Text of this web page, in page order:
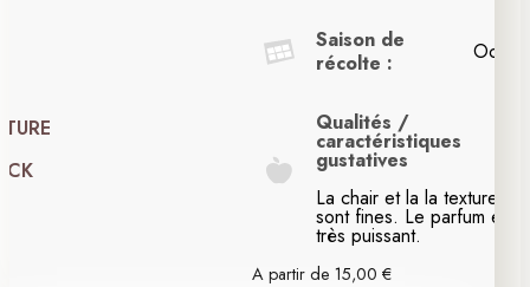
Saison de
récolte :
Qualités /
caractéristiques
gustatives
La chair et la la texture
sont fines. Le parfum est
très puissant.
A partir de15,00€